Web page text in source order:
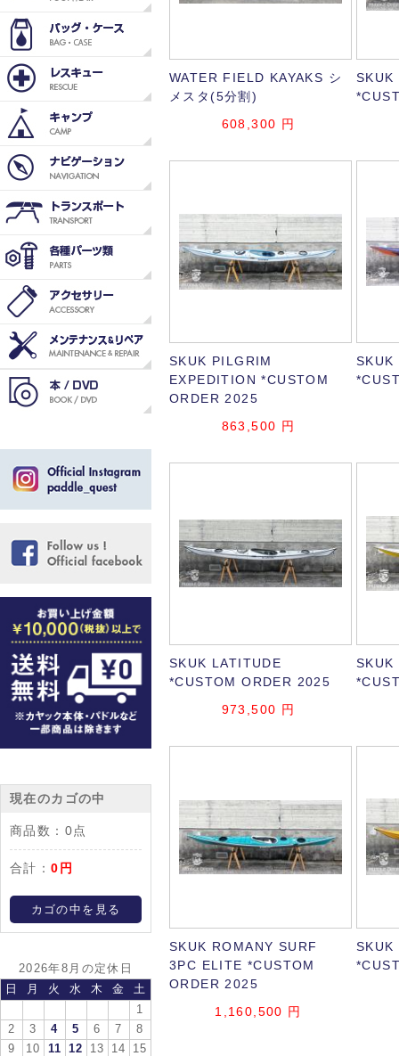
現在のカゴの中
商品数： 0点
合計：0円
カゴの中を見る
2026年8月の定休日
日
月 火 水 木 金
土
1
2
3 4 5 6 7
8
9
10 11 12 13 14
15
WATER FIELD KAYAKS シ
メスタ(5分割)
608,300 円
SKUK
SKUK PILGRIM
EXPEDITION *CUSTOM
ORDER 2025
863,500 円
SKUK
SKUK LATITUDE
*CUSTOM ORDER 2025
973,500 円
SKUK
SKUK ROMANY SURF
3PC ELITE *CUSTOM
ORDER 2025
1,160,500 円
SKUK